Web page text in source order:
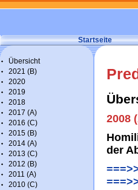
Startseite
Übersicht
2021 (B)
2020
2019
2018
2017 (A)
2016 (C)
2015 (B)
2014 (A)
2013 (C)
2012 (B)
2011 (A)
2010 (C)
2008
der